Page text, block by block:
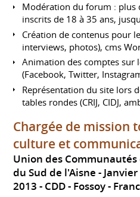
Modération du forum : plus
inscrits de 18 à 35 ans,
Création de contenus pour
interviews, photos), cms
Animation des comptes sur
(Facebook, Twitter,
Représentation du site lors
tables rondes (CRIJ, CIDJ,
Chargée de mission
culture et
Union des Communautés
du Sud de l'Aisne
2013 CDD Fossoy